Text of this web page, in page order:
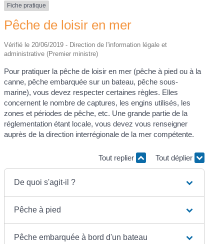
Fiche pratique
Pêche de loisir en mer
Vérifié le 20/06/2019 - Direction de l'information légale et
administrative (Premier ministre)
Pour pratiquer la pêche de loisir en mer (pêche à pied ou à la
canne, pêche embarquée sur un bateau, pêche sous-
marine), vous devez respecter certaines règles. Elles
concernent le nombre de captures, les engins utilisés, les
zones et périodes de pêche, etc. Une grande partie de la
réglementation étant locale, vous devez vous renseigner
auprès de la direction interrégionale de la mer compétente.
Tout replier Tout déplier
De quoi s'agit-il ?
Pêche à pied
Pêche embarquée à bord d'un bateau